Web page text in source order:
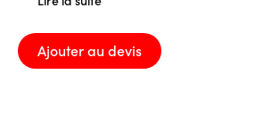
Ajouter au devis